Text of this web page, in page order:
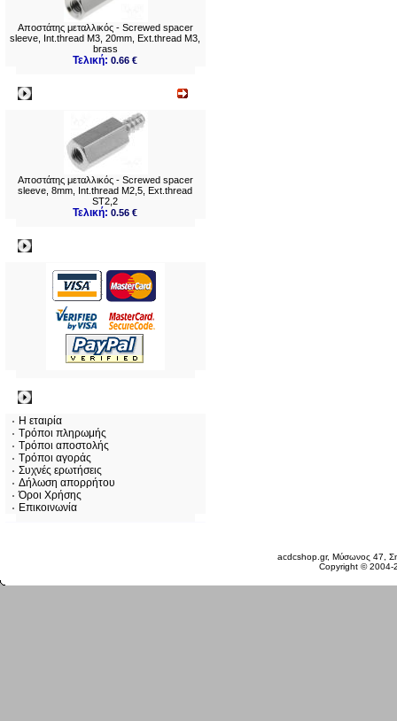
Αποστάτης μεταλλικός - Screwed spacer
sleeve, Int.thread M3, 20mm, Ext.thread M3,
brass
Τελική:0.66 €
Αποστάτης μεταλλικός - Screwed spacer
sleeve, 8mm, Int.thread M2,5, Ext.thread
ST2,2
Τελική:0.56 €
Η εταιρία
Τρόποι πληρωμής
Τρόποι αποστολής
Τρόποι αγοράς
Συχνές ερωτήσεις
Δήλωση απορρήτου
Όροι Χρήσης
Επικοινωνία
acdcshop.gr, Μύσωνος 47,
Copyright ©